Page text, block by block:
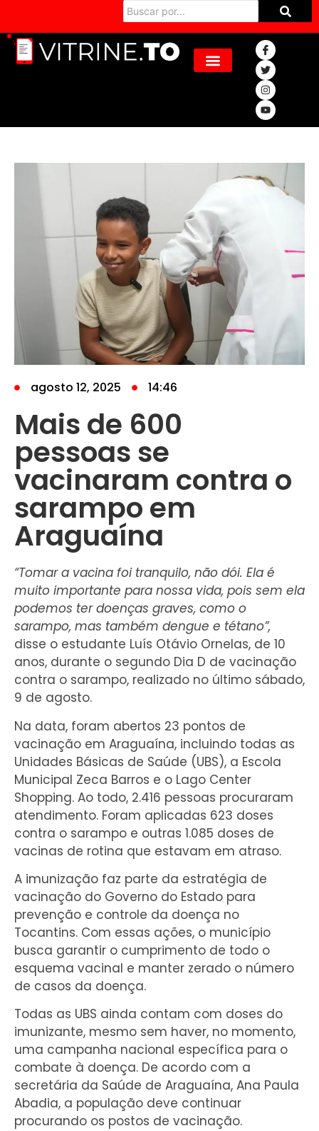
agosto 12, 2025 14:46
Mais de 600
pessoas se
vacinaram contra o
sarampo em
Araguaína
“Tomar a vacina foi tranquilo, não dói. Ela é
muito importante para nossa vida, pois sem ela
podemos ter doenças graves, como o
sarampo, mas também dengue e tétano”,
disse o estudante Luís Otávio Ornelas, de 10
anos, durante o segundo Dia D de vacinação
contra o sarampo, realizado no último sábado,
9 de agosto.
Na data, foram abertos 23 pontos de
vacinação em Araguaína, incluindo todas as
Unidades Básicas de Saúde (UBS), a Escola
Municipal Zeca Barros e o Lago Center
Shopping. Ao todo, 2.416 pessoas procuraram
atendimento. Foram aplicadas 623 doses
contra o sarampo e outras 1.085 doses de
vacinas de rotina que estavam em atraso.
A imunização faz parte da estratégia de
vacinação do Governo do Estado para
prevenção e controle da doença no
Tocantins. Com essas ações, o município
busca garantir o cumprimento de todo o
esquema vacinal e manter zerado o número
de casos da doença.
Todas as UBS ainda contam com doses do
imunizante, mesmo sem haver, no momento,
uma campanha nacional específica para o
combate à doença. De acordo com a
secretária da Saúde de Araguaína, Ana Paula
Abadia, a população deve continuar
procurando os postos de vacinação.